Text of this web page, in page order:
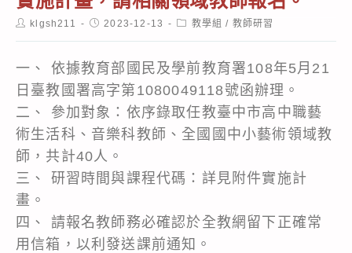
Postklgsh211
Post2023-12-13
Post教學組 / 教師研習
一、 依據教育部國民及學前教育署108年5月21
日臺教國署高字第1080049118號函辦理。
二、 參加對象：依序錄取任教臺中市高中職藝
術生活科、音樂科教師、全國國中小藝術領域教
師，共計40人。
三、 研習時間與課程代碼：詳見附件實施計
畫。
四、 請報名教師務必確認於全教網留下正確常
用信箱，以利發送課前通知。